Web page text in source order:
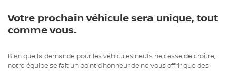
Votre prochain véhicule sera unique, tout
comme vous.
Bien que la demande pour les véhicules neufs ne cesse de croître,
notre équipe se fait un point d’honneur de ne vous offrir que des